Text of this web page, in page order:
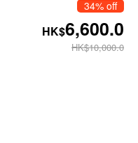
34% off
HK$6,600.0
HK$10,000.0